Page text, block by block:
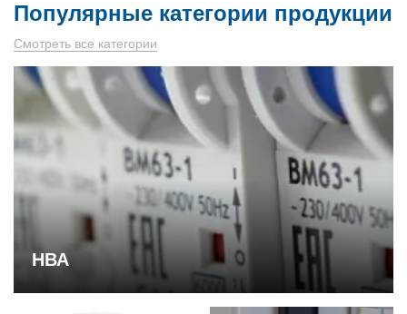
Популярные категории продукции
Смотреть все категории
НВА